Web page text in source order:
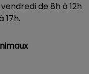
de 8h à 12h
17h.